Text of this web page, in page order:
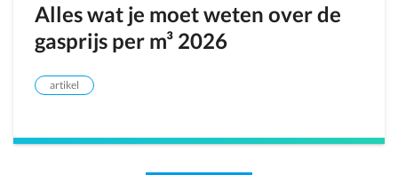
Alles wat je moet weten over de
gasprijs per m³ 2026
artikel